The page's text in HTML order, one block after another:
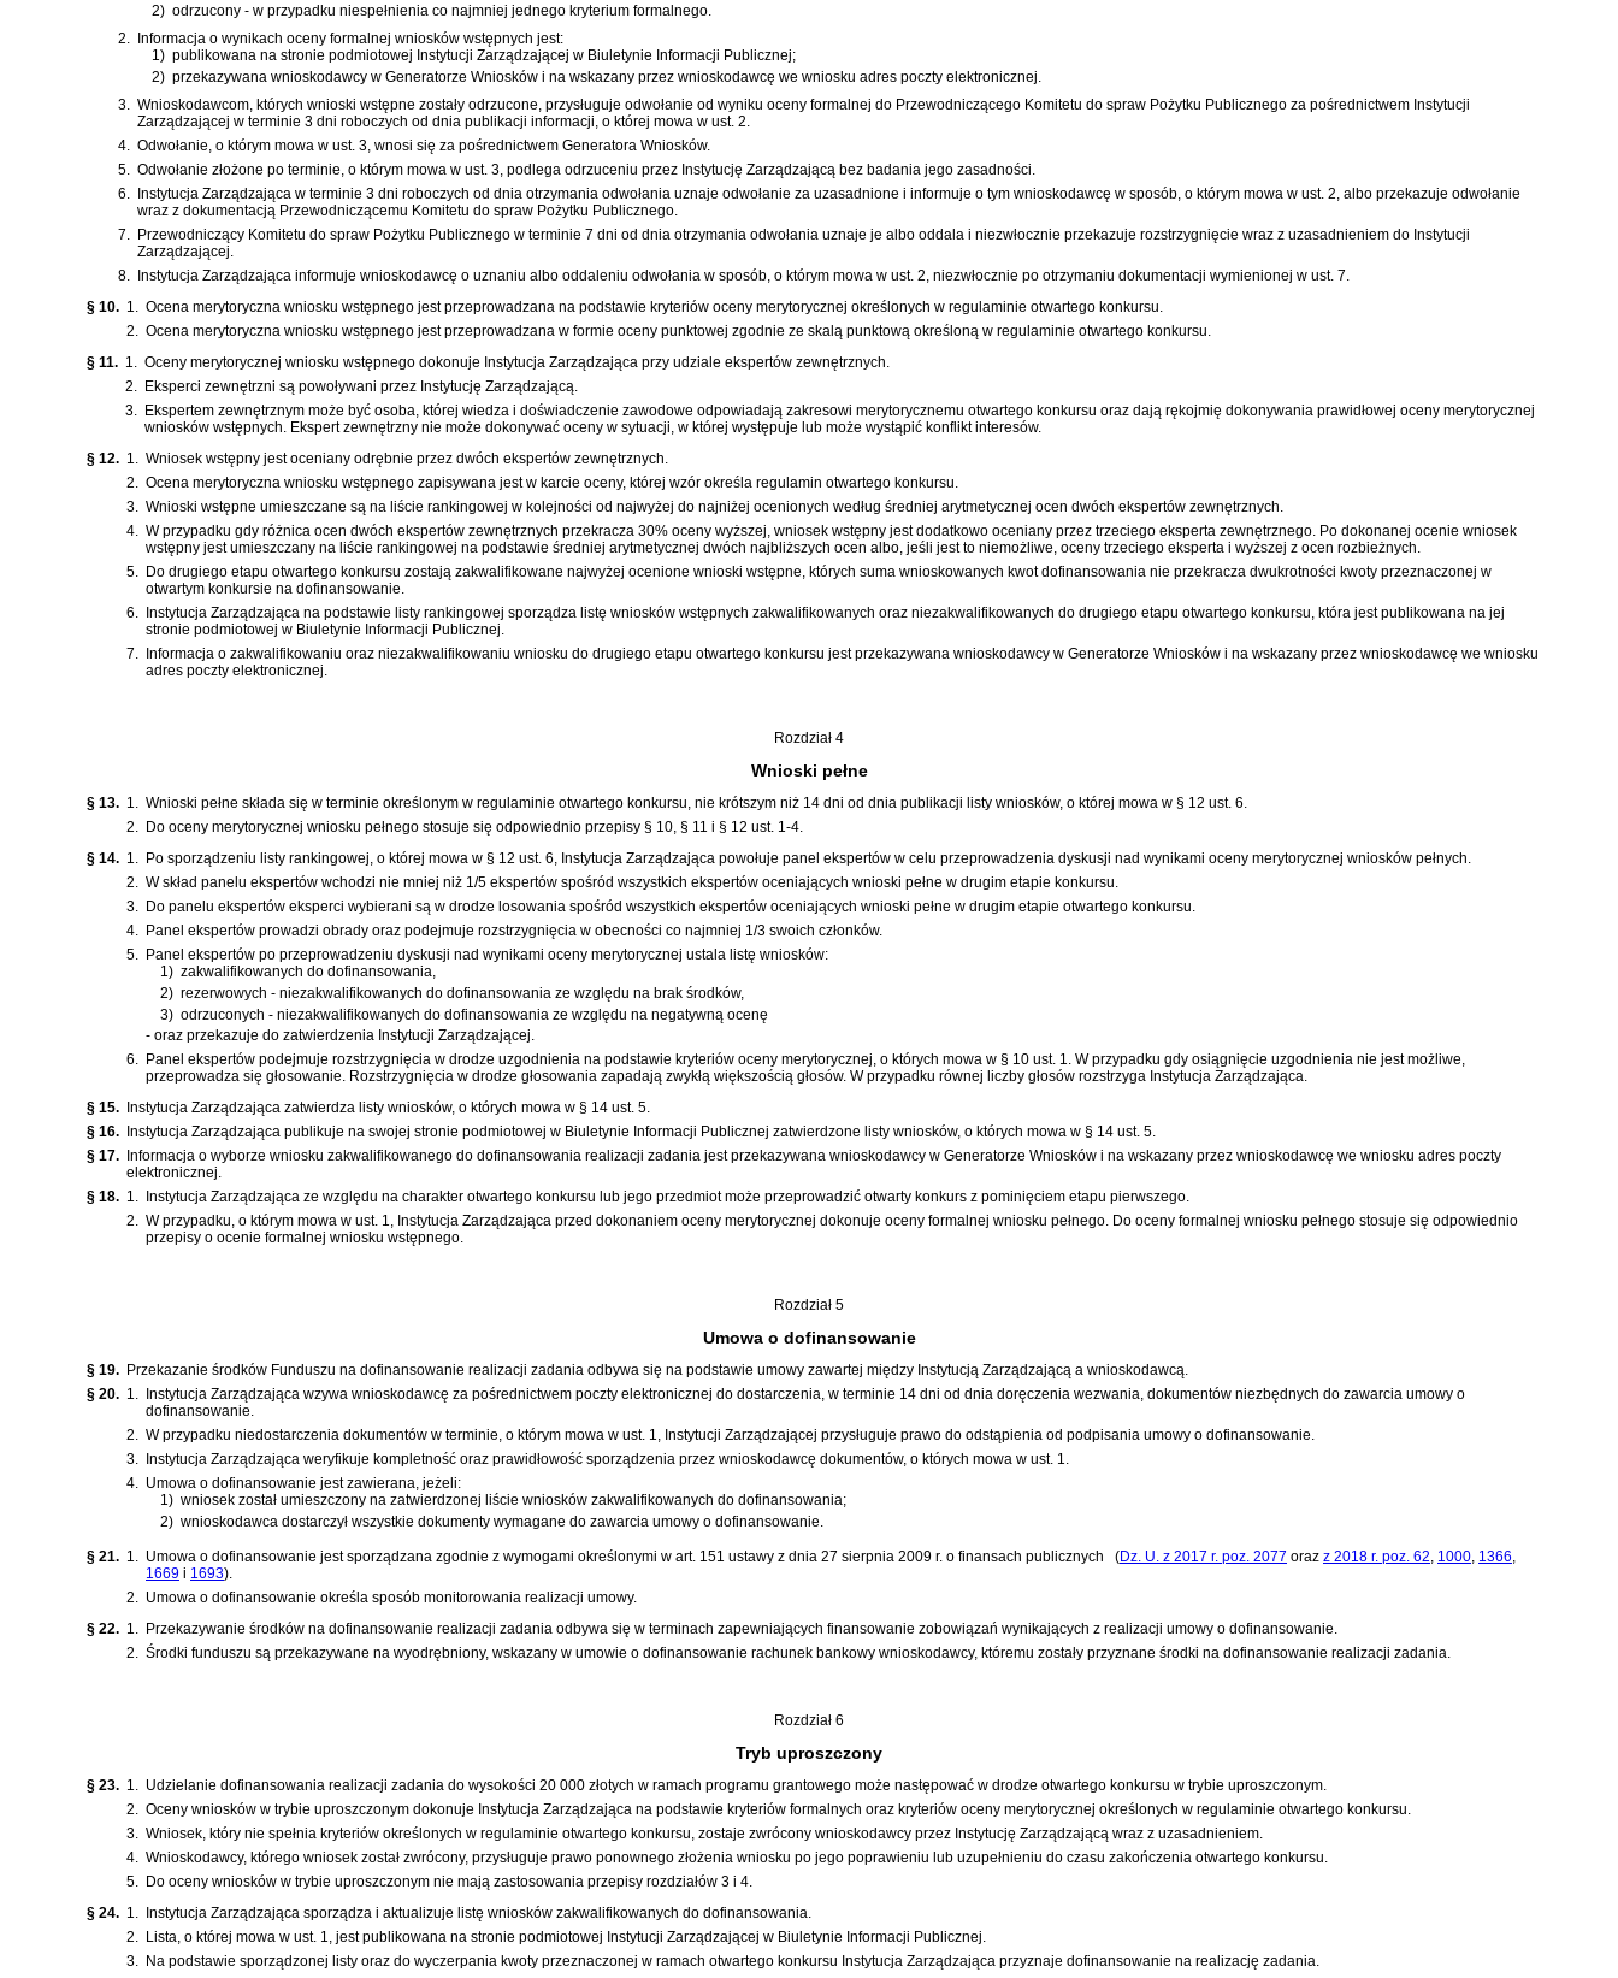
2) odrzucony - w przypadku niespełnienia co najmniej jednego kryterium formalnego.
2.
Informacja o wynikach oceny formalnej wniosków wstępnych jest:
1) publikowana na stronie podmiotowej Instytucji Zarządzającej w Biuletynie Informacji Publicznej;
2) przekazywana wnioskodawcy w Generatorze Wniosków i na wskazany przez wnioskodawcę we wniosku adres poczty elektronicznej.
3. Wnioskodawcom, których wnioski wstępne zostały odrzucone, przysługuje odwołanie od wyniku oceny formalnej do Przewodniczącego Komitetu do spraw Pożytku Publicznego za pośrednictwem Instytucji
Zarządzającej w terminie 3 dni roboczych od dnia publikacji informacji, o której mowa w ust. 2.
4. Odwołanie, o którym mowa w ust. 3, wnosi się za pośrednictwem Generatora Wniosków.
5. Odwołanie złożone po terminie, o którym mowa w ust. 3, podlega odrzuceniu przez Instytucję Zarządzającą bez badania jego zasadności.
6.
Instytucja Zarządzająca w terminie 3 dni roboczych od dnia otrzymania odwołania uznaje odwołanie za uzasadnione i informuje o tym wnioskodawcę w sposób, o którym mowa w ust. 2, albo przekazuje odwołanie
wraz z dokumentacją Przewodniczącemu Komitetu do spraw Pożytku Publicznego.
7. Przewodniczący Komitetu do spraw Pożytku Publicznego w terminie 7 dni od dnia otrzymania odwołania uznaje je albo oddala i niezwłocznie przekazuje rozstrzygnięcie wraz z uzasadnieniem do Instytucji
Zarządzającej.
8.
Instytucja Zarządzająca informuje wnioskodawcę o uznaniu albo oddaleniu odwołania w sposób, o którym mowa w ust. 2, niezwłocznie po otrzymaniu dokumentacji wymienionej w ust. 7.
§ 10. 1. Ocena merytoryczna wniosku wstępnego jest przeprowadzana na podstawie kryteriów oceny merytorycznej określonych w regulaminie otwartego konkursu.
2. Ocena merytoryczna wniosku wstępnego jest przeprowadzana w formie oceny punktowej zgodnie ze skalą punktową określoną w regulaminie otwartego konkursu.
§ 11. 1. Oceny merytorycznej wniosku wstępnego dokonuje Instytucja Zarządzająca przy udziale ekspertów zewnętrznych.
2. Eksperci zewnętrzni są powoływani przez Instytucję Zarządzającą.
3. Ekspertem zewnętrznym może być osoba, której wiedza i doświadczenie zawodowe odpowiadają zakresowi merytorycznemu otwartego konkursu oraz dają rękojmię dokonywania prawidłowej oceny merytorycznej
wniosków wstępnych. Ekspert zewnętrzny nie może dokonywać oceny w sytuacji, w której występuje lub może wystąpić konflikt interesów.
§ 12. 1. Wniosek wstępny jest oceniany odrębnie przez dwóch ekspertów zewnętrznych.
2. Ocena merytoryczna wniosku wstępnego zapisywana jest w karcie oceny, której wzór określa regulamin otwartego konkursu.
3. Wnioski wstępne umieszczane są na liście rankingowej w kolejności od najwyżej do najniżej ocenionych według średniej arytmetycznej ocen dwóch ekspertów zewnętrznych.
4. W przypadku gdy różnica ocen dwóch ekspertów zewnętrznych przekracza 30% oceny wyższej, wniosek wstępny jest dodatkowo oceniany przez trzeciego eksperta zewnętrznego. Po dokonanej ocenie wniosek
wstępny jest umieszczany na liście rankingowej na podstawie średniej arytmetycznej dwóch najbliższych ocen albo, jeśli jest to niemożliwe, oceny trzeciego eksperta i wyższej z ocen rozbieżnych.
5. Do drugiego etapu otwartego konkursu zostają zakwalifikowane najwyżej ocenione wnioski wstępne, których suma wnioskowanych kwot dofinansowania nie przekracza dwukrotności kwoty przeznaczonej w
otwartym konkursie na dofinansowanie.
6.
Instytucja Zarządzająca na podstawie listy rankingowej sporządza listę wniosków wstępnych zakwalifikowanych oraz niezakwalifikowanych do drugiego etapu otwartego konkursu, która jest publikowana na jej
stronie podmiotowej w Biuletynie Informacji Publicznej.
7.
Informacja o zakwalifikowaniu oraz niezakwalifikowaniu wniosku do drugiego etapu otwartego konkursu jest przekazywana wnioskodawcy w Generatorze Wniosków i na wskazany przez wnioskodawcę we wniosku
adres poczty elektronicznej.
Rozdział 4
Wnioski pełne
§ 13. 1. Wnioski pełne składa się w terminie określonym w regulaminie otwartego konkursu, nie krótszym niż 14 dni od dnia publikacji listy wniosków, o której mowa w § 12 ust. 6.
2. Do oceny merytorycznej wniosku pełnego stosuje się odpowiednio przepisy § 10, § 11 i § 12 ust. 1-4.
§ 14. 1. Po sporządzeniu listy rankingowej, o której mowa w § 12 ust. 6, Instytucja Zarządzająca powołuje panel ekspertów w celu przeprowadzenia dyskusji nad wynikami oceny merytorycznej wniosków pełnych.
2. W skład panelu ekspertów wchodzi nie mniej niż 1/5 ekspertów spośród wszystkich ekspertów oceniających wnioski pełne w drugim etapie konkursu.
3. Do panelu ekspertów eksperci wybierani są w drodze losowania spośród wszystkich ekspertów oceniających wnioski pełne w drugim etapie otwartego konkursu.
4. Panel ekspertów prowadzi obrady oraz podejmuje rozstrzygnięcia w obecności co najmniej 1/3 swoich członków.
5. Panel ekspertów po przeprowadzeniu dyskusji nad wynikami oceny merytorycznej ustala listę wniosków:
1) zakwalifikowanych do dofinansowania,
2) rezerwowych - niezakwalifikowanych do dofinansowania ze względu na brak środków,
3) odrzuconych - niezakwalifikowanych do dofinansowania ze względu na negatywną ocenę
- oraz przekazuje do zatwierdzenia Instytucji Zarządzającej.
6. Panel ekspertów podejmuje rozstrzygnięcia w drodze uzgodnienia na podstawie kryteriów oceny merytorycznej, o których mowa w § 10 ust. 1. W przypadku gdy osiągnięcie uzgodnienia nie jest możliwe,
przeprowadza się głosowanie. Rozstrzygnięcia w drodze głosowania zapadają zwykłą większością głosów. W przypadku równej liczby głosów rozstrzyga Instytucja Zarządzająca.
§ 15.
Instytucja Zarządzająca zatwierdza listy wniosków, o których mowa w § 14 ust. 5.
§ 16.
Instytucja Zarządzająca publikuje na swojej stronie podmiotowej w Biuletynie Informacji Publicznej zatwierdzone listy wniosków, o których mowa w § 14 ust. 5.
§ 17.
Informacja o wyborze wniosku zakwalifikowanego do dofinansowania realizacji zadania jest przekazywana wnioskodawcy w Generatorze Wniosków i na wskazany przez wnioskodawcę we wniosku adres poczty
elektronicznej.
§ 18. 1.
Instytucja Zarządzająca ze względu na charakter otwartego konkursu lub jego przedmiot może przeprowadzić otwarty konkurs z pominięciem etapu pierwszego.
2. W przypadku, o którym mowa w ust. 1, Instytucja Zarządzająca przed dokonaniem oceny merytorycznej dokonuje oceny formalnej wniosku pełnego. Do oceny formalnej wniosku pełnego stosuje się odpowiednio
przepisy o ocenie formalnej wniosku wstępnego.
Rozdział 5
Umowa o dofinansowanie
§ 19. Przekazanie środków Funduszu na dofinansowanie realizacji zadania odbywa się na podstawie umowy zawartej między Instytucją Zarządzającą a wnioskodawcą.
§ 20. 1.
Instytucja Zarządzająca wzywa wnioskodawcę za pośrednictwem poczty elektronicznej do dostarczenia, w terminie 14 dni od dnia doręczenia wezwania, dokumentów niezbędnych do zawarcia umowy o
dofinansowanie.
2. W przypadku niedostarczenia dokumentów w terminie, o którym mowa w ust. 1, Instytucji Zarządzającej przysługuje prawo do odstąpienia od podpisania umowy o dofinansowanie.
3.
Instytucja Zarządzająca weryfikuje kompletność oraz prawidłowość sporządzenia przez wnioskodawcę dokumentów, o których mowa w ust. 1.
4. Umowa o dofinansowanie jest zawierana, jeżeli:
1) wniosek został umieszczony na zatwierdzonej liście wniosków zakwalifikowanych do dofinansowania;
2) wnioskodawca dostarczył wszystkie dokumenty wymagane do zawarcia umowy o dofinansowanie.
§ 21. 1. Umowa o dofinansowanie jest sporządzana zgodnie z wymogami określonymi w art. 151 ustawy z dnia 27 sierpnia 2009 r. o finansach publicznych (Dz. U. z 2017 r. poz. 2077 oraz z 2018 r. poz. 62, 1000, 1366,
1669 i 1693).
2. Umowa o dofinansowanie określa sposób monitorowania realizacji umowy.
§ 22. 1. Przekazywanie środków na dofinansowanie realizacji zadania odbywa się w terminach zapewniających finansowanie zobowiązań wynikających z realizacji umowy o dofinansowanie.
2. Środki funduszu są przekazywane na wyodrębniony, wskazany w umowie o dofinansowanie rachunek bankowy wnioskodawcy, któremu zostały przyznane środki na dofinansowanie realizacji zadania.
Rozdział 6
Tryb uproszczony
§ 23. 1. Udzielanie dofinansowania realizacji zadania do wysokości 20 000 złotych w ramach programu grantowego może następować w drodze otwartego konkursu w trybie uproszczonym.
2. Oceny wniosków w trybie uproszczonym dokonuje Instytucja Zarządzająca na podstawie kryteriów formalnych oraz kryteriów oceny merytorycznej określonych w regulaminie otwartego konkursu.
3. Wniosek, który nie spełnia kryteriów określonych w regulaminie otwartego konkursu, zostaje zwrócony wnioskodawcy przez Instytucję Zarządzającą wraz z uzasadnieniem.
4. Wnioskodawcy, którego wniosek został zwrócony, przysługuje prawo ponownego złożenia wniosku po jego poprawieniu lub uzupełnieniu do czasu zakończenia otwartego konkursu.
5. Do oceny wniosków w trybie uproszczonym nie mają zastosowania przepisy rozdziałów 3 i 4.
§ 24. 1.
Instytucja Zarządzająca sporządza i aktualizuje listę wniosków zakwalifikowanych do dofinansowania.
2. Lista, o której mowa w ust. 1, jest publikowana na stronie podmiotowej Instytucji Zarządzającej w Biuletynie Informacji Publicznej.
3. Na podstawie sporządzonej listy oraz do wyczerpania kwoty przeznaczonej w ramach otwartego konkursu Instytucja Zarządzająca przyznaje dofinansowanie na realizację zadania.